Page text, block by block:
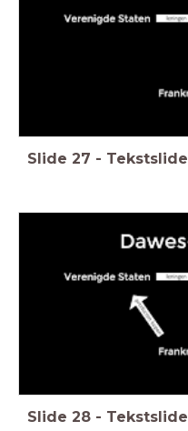
Slide 27 - Tekstslide
Slide 28 - Tekstslide